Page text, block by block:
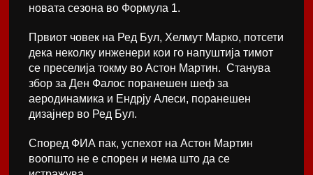
новата сезона во Формула 1.
Првиот човек на Ред Бул, Хелмут Марко, потсети
дека неколку инженери кои го напуштија тимот
се преселија токму во Астон Мартин. Станува
збор за Ден Фалос поранешен шеф за
аеродинамика и Ендрју Алеси, поранешен
дизајнер во Ред Бул.
Според ФИА пак, успехот на Астон Мартин
воопшто не е спорен и нема што да се